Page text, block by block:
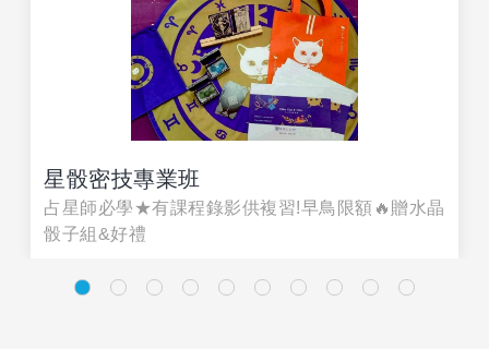
星骰密技專業班
占星師必學★有課程錄影供複習!早鳥限額🔥贈水晶
骰子組&好禮